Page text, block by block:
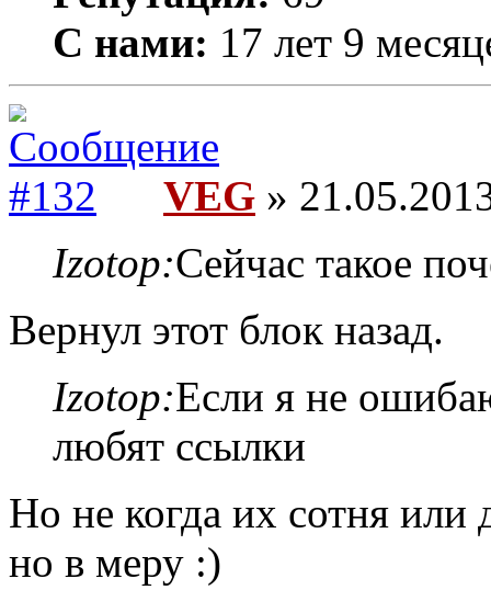
С нами: 17 лет 9
VEG »
Izotop:Сейчас такое
Вернул этот блок назад.
Izotop:Если я не
любят ссылки
Но не когда их сотня или
но в меру :)